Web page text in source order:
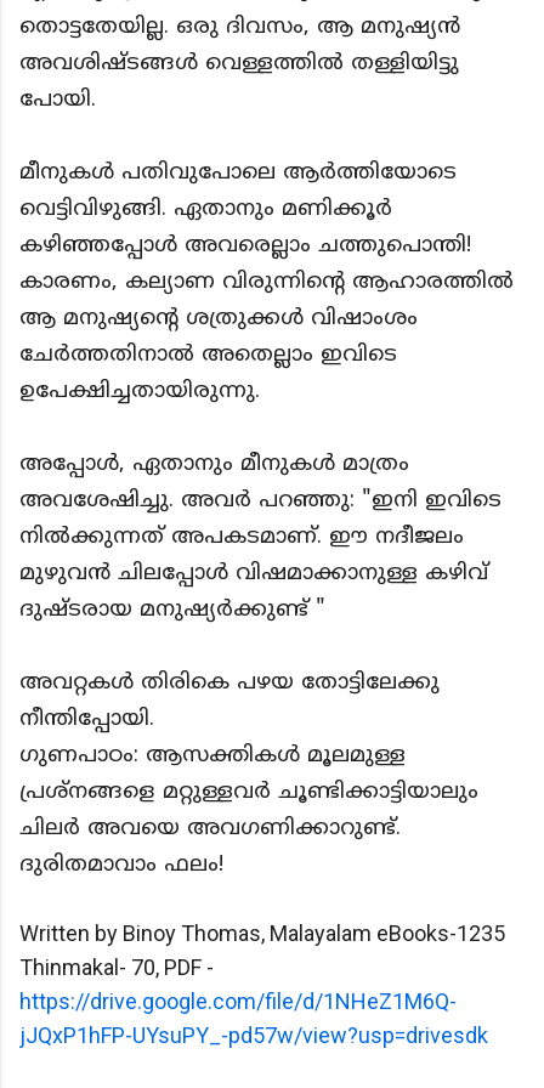
തൊട്ടതേയില്ല. ഒരു ദിവസം, ആ മനുഷ്യൻ
അവശിഷ്‌ടങ്ങൾ വെള്ളത്തിൽ തള്ളിയിട്ടു
പോയി.
മീനുകൾ പതിവുപോലെ ആർത്തിയോടെ
വെട്ടിവിഴുങ്ങി. ഏതാനും മണിക്കൂർ
കഴിഞ്ഞപ്പോൾ അവരെല്ലാം ചത്തുപൊന്തി!
കാരണം, കല്യാണ വിരുന്നിൻ്റെ ആഹാരത്തിൽ
ആ മനുഷ്യൻ്റെ ശത്രുക്കൾ വിഷാംശം
ചേർത്തതിനാൽ അതെല്ലാം ഇവിടെ
ഉപേക്ഷിച്ചതായിരുന്നു.
അപ്പോൾ, ഏതാനും മീനുകൾ മാത്രം
അവശേഷിച്ചു. അവർ പറഞ്ഞു: "ഇനി ഇവിടെ
നിൽക്കുന്നത് അപകടമാണ്. ഈ നദീജലം
മുഴുവൻ ചിലപ്പോൾ വിഷമാക്കാനുള്ള കഴിവ്
ദുഷ്‌ടരായ മനുഷ്യർക്കുണ്ട് "
അവറ്റകൾ തിരികെ പഴയ തോട്ടിലേക്കു
നീന്തിപ്പോയി.
ഗുണപാഠം: ആസക്തികൾ മൂലമുള്ള
പ്രശ്നങ്ങളെ മറ്റുള്ളവർ ചൂണ്ടിക്കാട്ടിയാലും
ചിലർ അവയെ അവഗണിക്കാറുണ്ട്.
ദുരിതമാവാം ഫലം!
Written by Binoy Thomas, Malayalam eBooks-1235
Thinmakal- 70, PDF -
https://drive.google.com/file/d/1NHeZ1M6Q-
jJQxP1hFP-UYsuPY_-pd57w/view?usp=drivesdk